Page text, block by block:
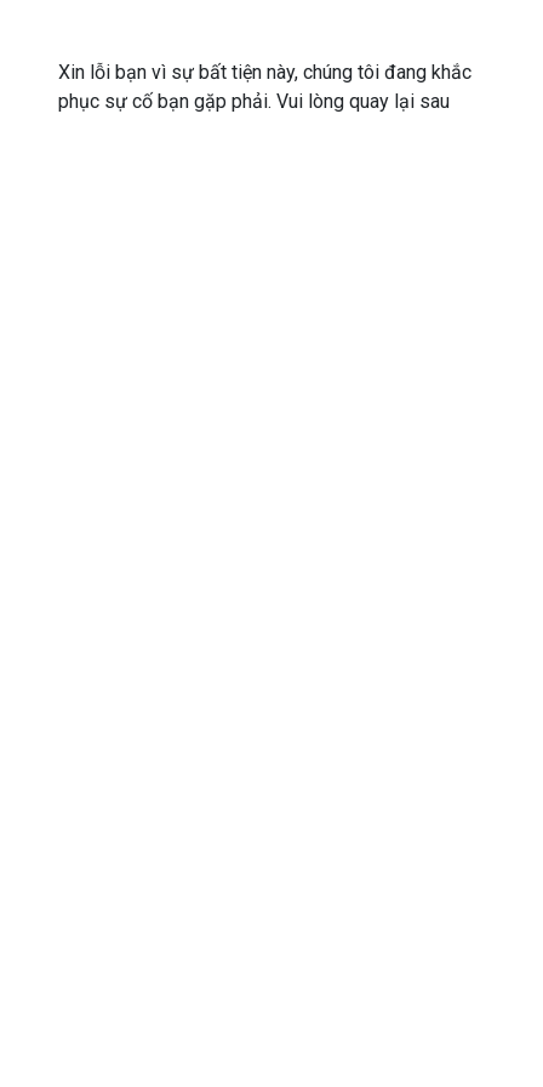
Xin lỗi bạn vì sự bất tiện này, chúng tôi đang khắc
phục sự cố bạn gặp phải. Vui lòng quay lại sau